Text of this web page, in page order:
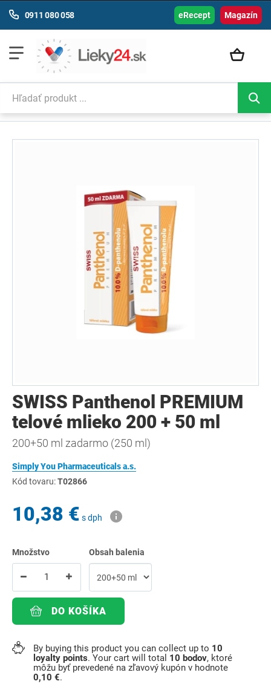
Magazín
0911 080 058 eRecept
SWISS Panthenol PREMIUM
telové mlieko 200 + 50 ml
200+50 ml zadarmo (250 ml)
Simply You Pharmaceuticals a.s.
Kód tovaru:T02866
10,38 € s dph
Množstvo Obsah balenia
DO KOŠÍKA
By buying this product you can collect up to 10
loyalty points. Your cart will total 10 bodov, ktoré
môžu byť prevedené na zľavový kupón v hodnote
0,10 €.